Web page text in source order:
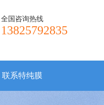
全国咨询热线
13825792835
联系特纯膜